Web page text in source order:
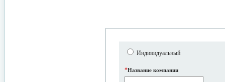
Индивидуальный
*Название компании